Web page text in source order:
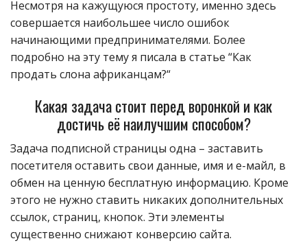
Несмотря на кажущуюся простоту, именно здесь
совершается наибольшее число ошибок
начинающими предпринимателями. Более
подробно на эту тему я писала в статье “Как
продать слона африканцам?“
Какая задача стоит перед воронкой и как
достичь её наилучшим способом?
Задача подписной страницы одна – заставить
посетителя оставить свои данные, имя и е-майл, в
обмен на ценную бесплатную информацию. Кроме
этого не нужно ставить никаких дополнительных
ссылок, страниц, кнопок. Эти элементы
существенно снижают конверсию сайта.